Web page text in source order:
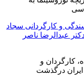
و کارگردانی سجاد
عبدالرضا ناصر